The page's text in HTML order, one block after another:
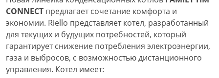
CONNECT предлагает сочетание комфорта и
экономии. Riello представляет котел, разработанный
для текущих и будущих потребностей, который
гарантирует снижение потребления электроэнергии,
газа и выбросов, с возможностью дистанционного
управления. Котел имеет: